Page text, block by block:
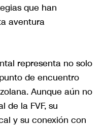
que han
aventura
representa no solo
de encuentro
Aunque aún no
de la FVF, su
y su conexión con